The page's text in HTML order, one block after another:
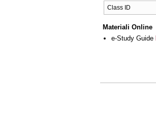
Class ID
Materiali Online
e-Study Guide